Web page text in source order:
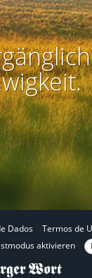
Dados Termos de
aktivieren